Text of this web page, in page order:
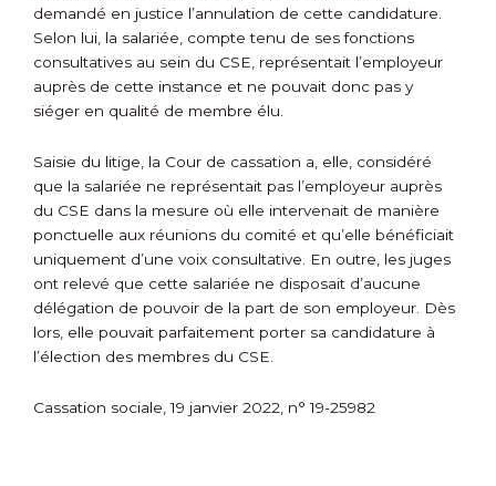
demandé en justice l’annulation de cette candidature.
Selon lui, la salariée, compte tenu de ses fonctions
consultatives au sein du CSE, représentait l’employeur
auprès de cette instance et ne pouvait donc pas y
siéger en qualité de membre élu.
Saisie du litige, la Cour de cassation a, elle, considéré
que la salariée ne représentait pas l’employeur auprès
du CSE dans la mesure où elle intervenait de manière
ponctuelle aux réunions du comité et qu’elle bénéficiait
uniquement d’une voix consultative. En outre, les juges
ont relevé que cette salariée ne disposait d’aucune
délégation de pouvoir de la part de son employeur. Dès
lors, elle pouvait parfaitement porter sa candidature à
l’élection des membres du CSE.
Cassation sociale, 19 janvier 2022, n° 19-25982